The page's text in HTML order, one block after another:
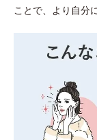
ことで、より自分